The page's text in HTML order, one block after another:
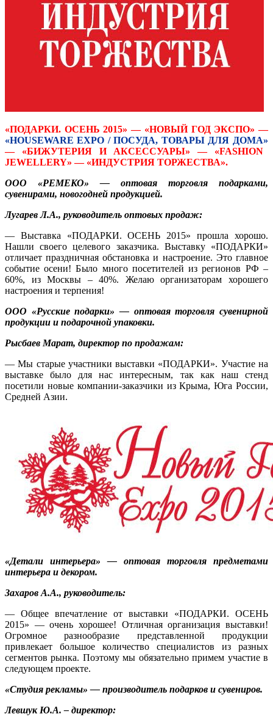
«ПОДАРКИ. ОСЕНЬ 2015» — «НОВЫЙ ГОД ЭКСПО» —
«HOUSEWARE EXPO / ПОСУДА, ТОВАРЫ ДЛЯ ДОМА»
— «БИЖУТЕРИЯ И АКСЕССУАРЫ» — «FASHION
JEWELLERY» — «ИНДУСТРИЯ ТОРЖЕСТВА».
ООО «РЕМЕКО» — оптовая торговля подарками,
сувенирами, новогодней продукцией.
Лугарев Л.А., руководитель оптовых продаж:
— Выставка «ПОДАРКИ. ОСЕНЬ 2015» прошла хорошо.
Нашли своего целевого заказчика. Выставку «ПОДАРКИ»
отличает праздничная обстановка и настроение. Это главное
событие осени! Было много посетителей из регионов РФ –
60%, из Москвы – 40%. Желаю организаторам хорошего
настроения и терпения!
ООО «Русские подарки» — оптовая торговля сувенирной
продукции и подарочной упаковки.
Рысбаев Марат, директор по продажам:
— Мы старые участники выставки «ПОДАРКИ». Участие на
выставке было для нас интересным, так как наш стенд
посетили новые компании-заказчики из Крыма, Юга России,
Средней Азии.
«Детали интерьера» — оптовая торговля предметами
интерьера и декором.
Захаров А.А., руководитель:
— Общее впечатление от выставки «ПОДАРКИ. ОСЕНЬ
2015» — очень хорошее! Отличная организация выставки!
Огромное разнообразие представленной продукции
привлекает большое количество специалистов из разных
сегментов рынка. Поэтому мы обязательно примем участие в
следующем проекте.
«Студия рекламы» — производитель подарков и сувениров.
Левшук Ю.А. – директор: